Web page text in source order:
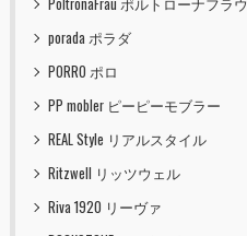
porada ポラダ
PORRO ポロ
PP mobler ピーピーモブラー
REAL Style リアルスタイル
Ritzwell リッツウェル
Riva 1920 リーヴァ